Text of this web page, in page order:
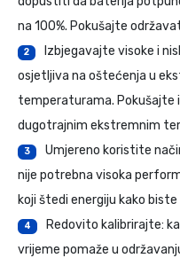
na 100%. Pokušajte
2
Izbjegavajte visoke i
osjetljiva na oštećenja u
temperaturama. Pokušajte
dugotrajnim ekstremnim
3
Umjereno koristite
nije potrebna visoka
koji štedi energiju kako
4
Redovito kalibrirajte:
vrijeme pomaže u